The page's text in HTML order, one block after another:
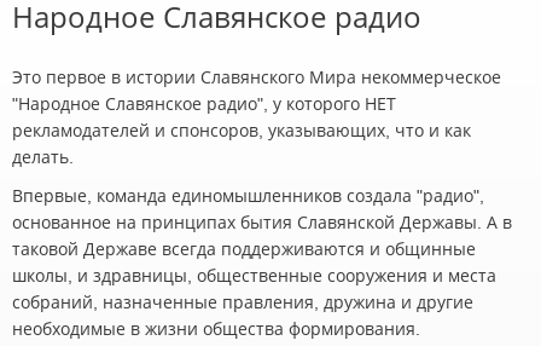
Народное Славянское радио
Это первое в истории Славянского Мира некоммерческое
"Народное Славянское радио", у которого НЕТ
рекламодателей и спонсоров, указывающих, что и как
делать.
Впервые, команда единомышленников создала "радио",
основанное на принципах бытия Славянской Державы. А в
таковой Державе всегда поддерживаются и общинные
школы, и здравницы, общественные сооружения и места
собраний, назначенные правления, дружина и другие
необходимые в жизни общества формирования.